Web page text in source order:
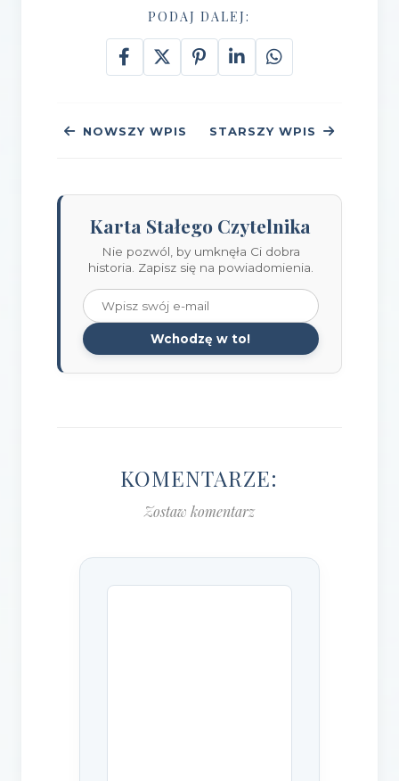
PODAJ DALEJ:
NOWSZY WPIS STARSZY WPIS
Karta Stałego Czytelnika
Nie pozwól, by umknęła Ci dobra
historia. Zapisz się na powiadomienia.
Wchodzę w to!
KOMENTARZE:
Zostaw komentarz